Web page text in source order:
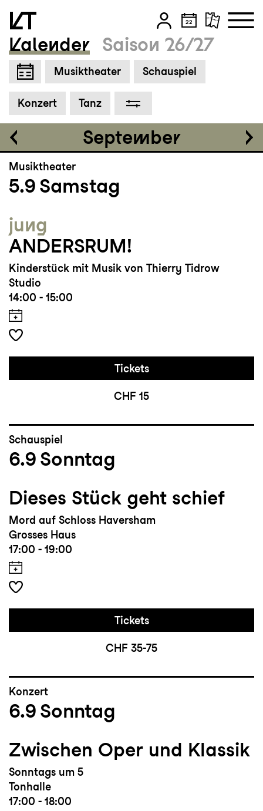
Zum Hauptinhalt springen
Zum Footer springen
Kalender Saison 26/27
Musiktheater Schauspiel
Konzert Tanz
September
Einführung 18:30
Tickets
CHF 35-75
Musiktheater
5.9 Samstag
jung
ANDERSRUM!
Kinderstück mit Musik von Thierry Tidrow
Studio
14:00 - 15:00
Tickets
CHF 15
Schauspiel
6.9 Sonntag
Dieses Stück geht schief
Mord auf Schloss Haversham
Grosses Haus
17:00 - 19:00
Tickets
CHF 35-75
Konzert
6.9 Sonntag
Zwischen Oper und Klassik
Sonntags um 5
Tonhalle
17:00 - 18:00